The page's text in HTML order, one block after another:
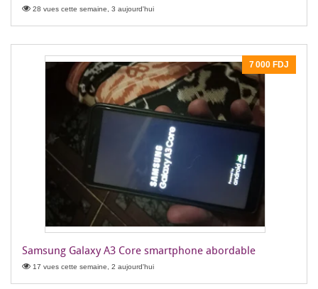
28 vues cette semaine, 3 aujourd'hui
7 000 FDJ
Samsung Galaxy A3 Core smartphone abordable
17 vues cette semaine, 2 aujourd'hui